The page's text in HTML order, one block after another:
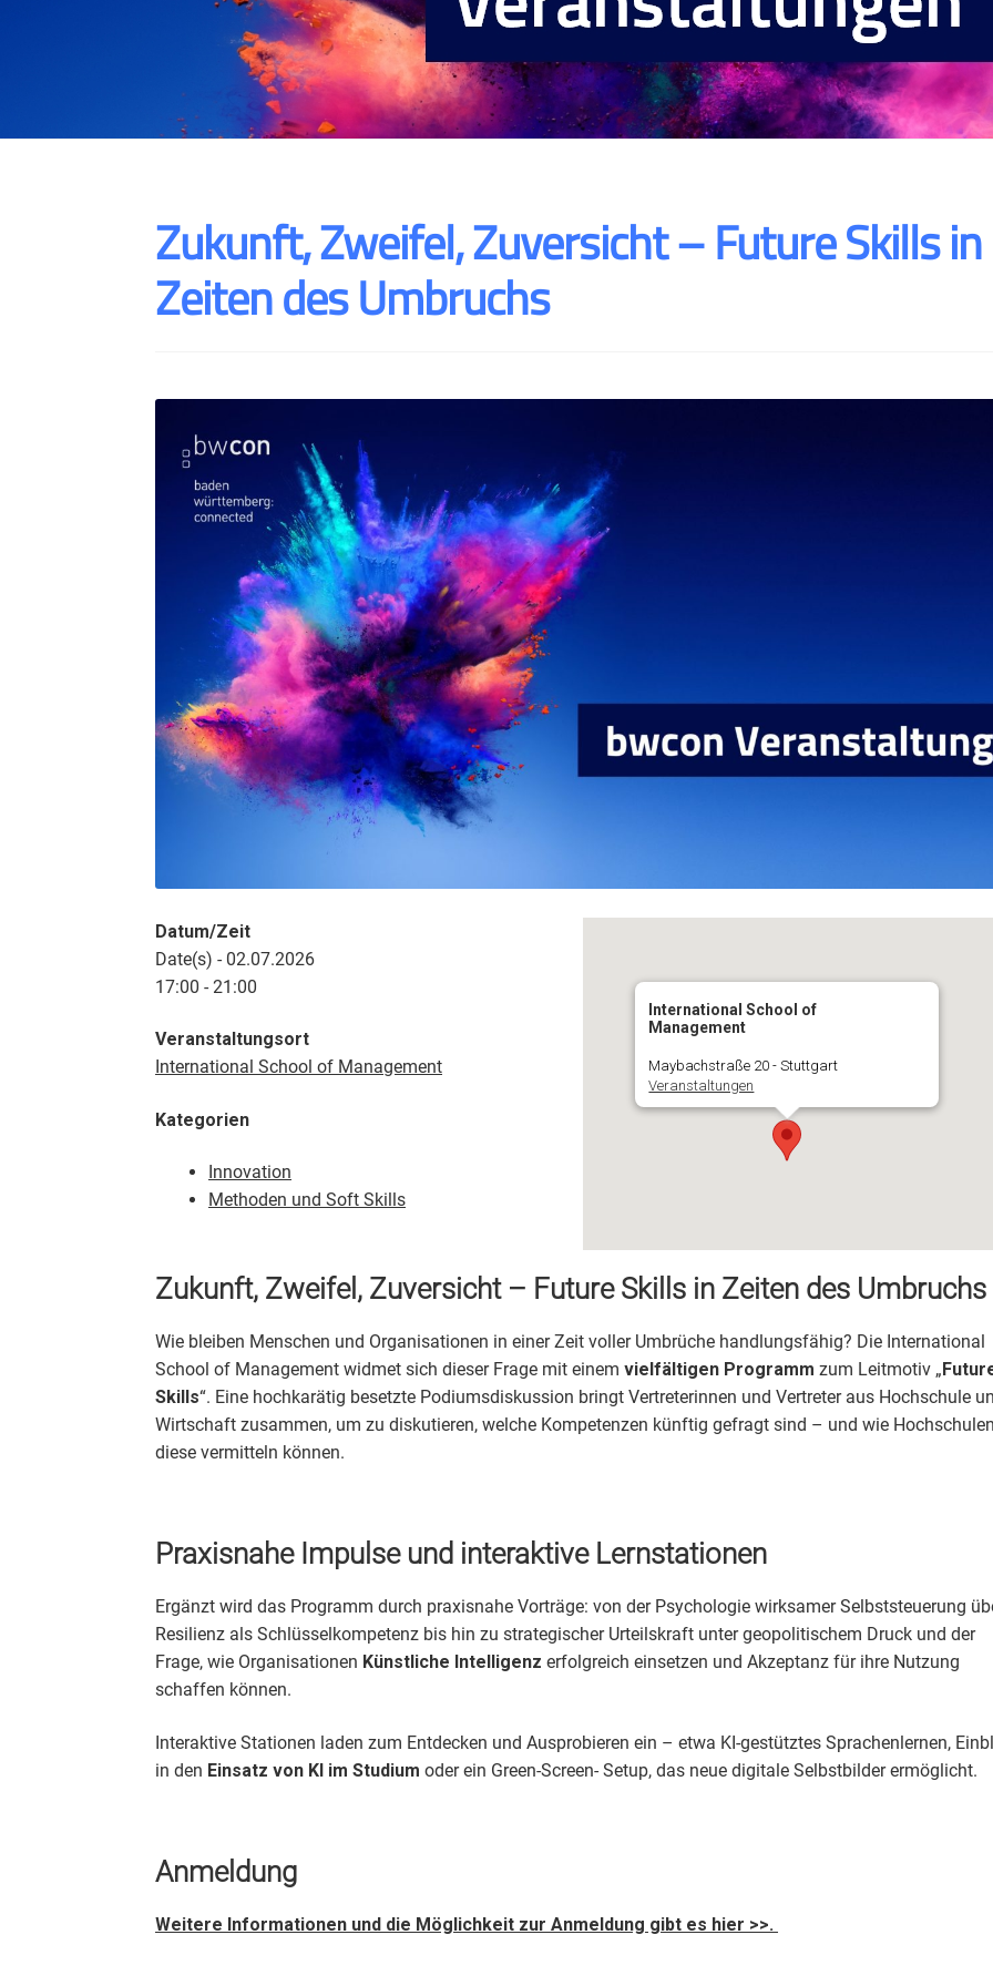
Zukunft, Zweifel, Zuversicht – Future Skills in
Zeiten des Umbruchs
International School of
Management
Maybachstraße 20 - Stuttgart
Veranstaltungen
Datum/Zeit
Date(s) - 02.07.2026
17:00 - 21:00
Veranstaltungsort
International School of Management
Kategorien
Innovation
Methoden und Soft Skills
Zukunft, Zweifel, Zuversicht – Future Skills in Zeiten des Umbruchs
Wie bleiben Menschen und Organisationen in einer Zeit voller Umbrüche handlungsfähig? Die International
School of Management widmet sich dieser Frage mit einemvielfältigen Programm zum Leitmotiv „
Skills“. Eine hochkarätig besetzte Podiumsdiskussion bringt Vertreterinnen und Vertreter aus Hochschule
Wirtschaft zusammen, um zu diskutieren, welche Kompetenzen künftig gefragt sind – und wie Hochschulen
diese vermitteln können.
Praxisnahe Impulse und interaktive Lernstationen
Ergänzt wird das Programm durch praxisnahe Vorträge: von der Psychologie wirksamer Selbststeuerung
Resilienz als Schlüsselkompetenz bis hin zu strategischer Urteilskraft unter geopolitischem Druck und der
Frage, wie Organisationen Künstliche Intelligenz erfolgreich einsetzen und Akzeptanz für ihre Nutzung
schaffen können.
Interaktive Stationen laden zum Entdecken und Ausprobieren ein – etwa KI-gestütztes Sprachenlernen,
in den Einsatz von KI im Studium oder ein Green-Screen- Setup, das neue digitale Selbstbilder ermöglicht.
Anmeldung
Weitere Informationen und die Möglichkeit zur Anmeldung gibt es hier >>.